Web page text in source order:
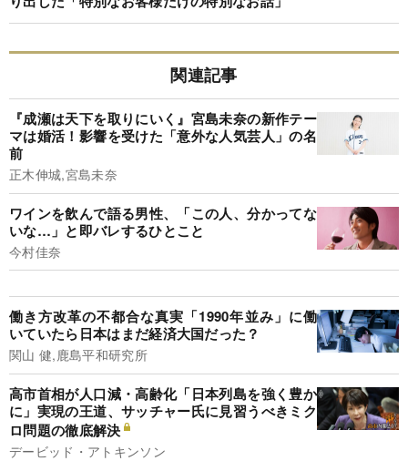
関連記事
『成瀬は天下を取りにいく』宮島未奈の新作テー
マは婚活！影響を受けた「意外な人気芸人」の名
前
正木伸城,宮島未奈
ワインを飲んで語る男性、「この人、分かってな
いな…」と即バレするひとこと
今村佳奈
働き方改革の不都合な真実「1990年並み」に働
いていたら日本はまだ経済大国だった？
関山 健,鹿島平和研究所
高市首相が人口減・高齢化「日本列島を強く豊か
に」実現の王道、サッチャー氏に見習うべきミク
ロ問題の徹底解決
デービッド・アトキンソン